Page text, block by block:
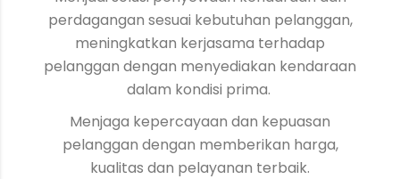
perdagangan sesuai kebutuhan pelanggan,
meningkatkan kerjasama terhadap
pelanggan dengan menyediakan kendaraan
dalam kondisi prima.
Menjaga kepercayaan dan kepuasan
pelanggan dengan memberikan harga,
kualitas dan pelayanan terbaik.